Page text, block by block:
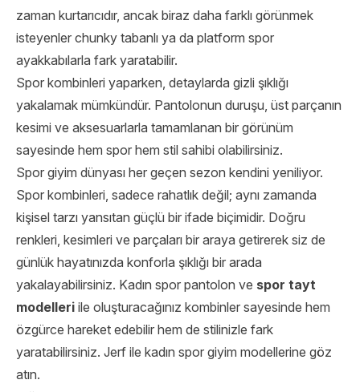
zaman kurtarıcıdır, ancak biraz daha farklı görünmek
isteyenler chunky tabanlı ya da platform spor
ayakkabılarla fark yaratabilir.
Spor kombinleri yaparken, detaylarda gizli şıklığı
yakalamak mümkündür. Pantolonun duruşu, üst parçanın
kesimi ve aksesuarlarla tamamlanan bir görünüm
sayesinde hem spor hem stil sahibi olabilirsiniz.
Spor giyim dünyası her geçen sezon kendini yeniliyor.
Spor kombinleri, sadece rahatlık değil; aynı zamanda
kişisel tarzı yansıtan güçlü bir ifade biçimidir. Doğru
renkleri, kesimleri ve parçaları bir araya getirerek siz de
günlük hayatınızda konforla şıklığı bir arada
yakalayabilirsiniz. Kadın spor pantolon ve spor tayt
modelleri ile oluşturacağınız kombinler sayesinde hem
özgürce hareket edebilir hem de stilinizle fark
yaratabilirsiniz. Jerf ile kadın spor giyim modellerine göz
atın.